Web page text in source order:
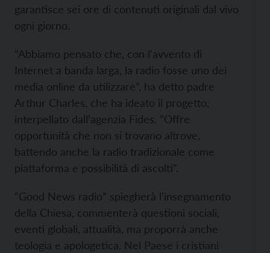
garantisce sei ore di contenuti originali dal vivo
ogni giorno.
“Abbiamo pensato che, con l'avvento di
Internet a banda larga, la radio fosse uno dei
media online da utilizzare”, ha detto padre
Arthur Charles, che ha ideato il progetto,
interpellato dall’agenzia Fides. ”Offre
opportunità che non si trovano altrove,
battendo anche la radio tradizionale come
piattaforma e possibilità di ascolti”.
“Good News radio” spiegherà l’insegnamento
della Chiesa, commenterà questioni sociali,
eventi globali, attualità, ma proporrà anche
teologia e apologetica. Nel Paese i cristiani